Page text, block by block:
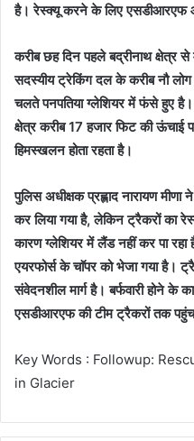
है। रेस्क्यू करने के लिए एसडीआरएफ
करीब छह दिन पहले बद्रीनाथ
सदस्यीय ट्रेकिंग दल के करीब नौ लोग
चलते पनपतिया ग्लेशियर में फंसे हुए
क्षेत्र करीब 17 हजार फिट की ऊंचाई
हिमस्खलन होता रहता है।
पुलिस अधीक्षक प्रह्लाद नारायण
कर लिया गया है, लेकिन ट्रैकरों का
कारण ग्लेशियर में लैंड नहीं कर पा
एयरफोर्स के चाॅपर को भेजा गया है।
संवेदनशील मार्ग है। बर्फवारी होने के
एसडीआरएफ की टीम ट्रैकरों तक
Key Words : Followup:
in Glacier